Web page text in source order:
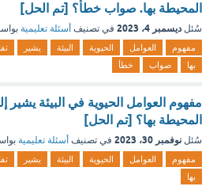
المحيطة بها. صواب خطأ؟ [تم الحل]
سُئل ديسمبر 4، 2023 في تصنيف أسئلة تعليمية
مفهوم العوامل الحيوية البيئة يشير
بها
صواب خطأ
مفهوم العوامل الحيوية في البيئة
المحيطة بها؟ [تم الحل]
سُئل نوفمبر 30، 2023 في تصنيف أسئلة تعليمية
مفهوم العوامل الحيوية البيئة يشير
بها